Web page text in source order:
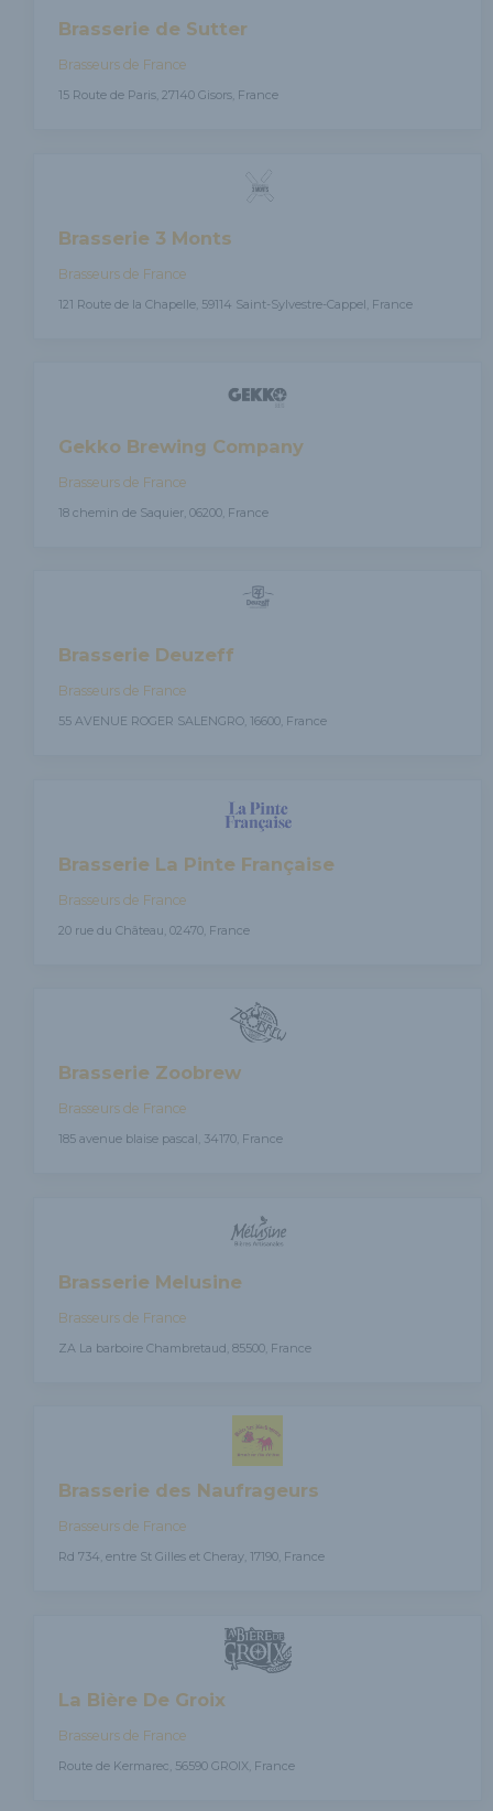
Brasserie de Sutter
Brasseurs de France
15 Route de Paris, 27140 Gisors, France
Brasserie 3 Monts
Brasseurs de France
121 Route de la Chapelle, 59114 Saint-Sylvestre-Cappel, France
Gekko Brewing Company
Brasseurs de France
18 chemin de Saquier, 06200, France
Brasserie Deuzeff
Brasseurs de France
55 AVENUE ROGER SALENGRO, 16600, France
Brasserie La Pinte Française
Brasseurs de France
20 rue du Château, 02470, France
Brasserie Zoobrew
Brasseurs de France
185 avenue blaise pascal, 34170, France
Brasserie Melusine
Brasseurs de France
ZA La barboire Chambretaud, 85500, France
Brasserie des Naufrageurs
Brasseurs de France
Rd 734, entre St Gilles et Cheray, 17190, France
La Bière De Groix
Brasseurs de France
Route de Kermarec, 56590 GROIX, France